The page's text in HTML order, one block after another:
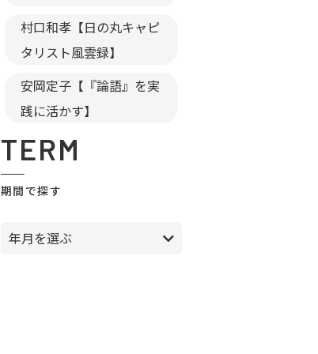
村口和孝【日の丸キャピ
タリスト風雲録】
安岡定子【『論語』を実
践に活かす】
TERM
期間で探す
年月を選ぶ